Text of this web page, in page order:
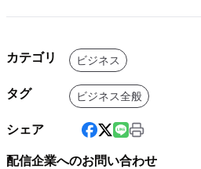
カテゴリ ビジネス
タグ ビジネス全般
シェア
配信企業へのお問い合わせ